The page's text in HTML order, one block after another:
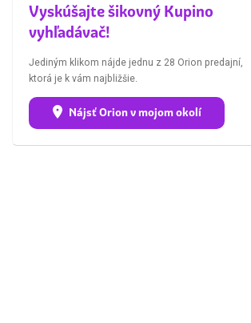
Vyskúšajte šikovný Kupino
vyhľadávač!
Jediným klikom nájde jednu z 28 Orion predajní,
ktorá je k vám najbližšie.
Nájsť Orion v mojom okolí